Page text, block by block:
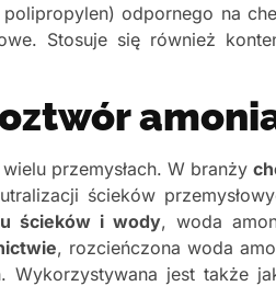
odpornego na
Stosuje się również
przemysłach. W branży
ścieków
ścieków i wody, woda
, rozcieńczona woda
Wykorzystywana jest także